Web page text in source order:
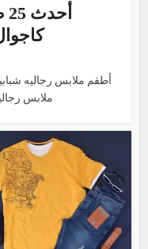
أطقم ملابس رجاليه
ملابس